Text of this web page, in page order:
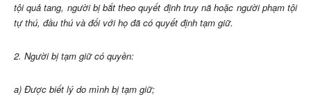
tội quả tang, người bị bắt theo quyết định truy nã hoặc người phạm tội
tự thú, đầu thú và đối với họ đã có quyết định tạm giữ.
2. Người bị tạm giữ có quyền:
a) Được biết lý do mình bị tạm giữ;